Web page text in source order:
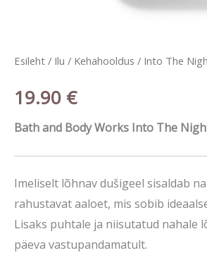
Esileht / Ilu / Kehahooldus / Into The
19.90 €
Bath and Body Works Into The
Imeliselt lõhnav dušigeel sisaldab
rahustavat aaloet, mis sobib
Lisaks puhtale ja niisutatud nahale
päeva vastupandamatult.